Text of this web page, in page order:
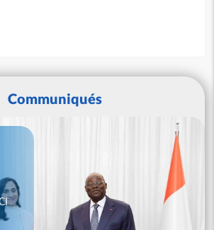
Communiqués